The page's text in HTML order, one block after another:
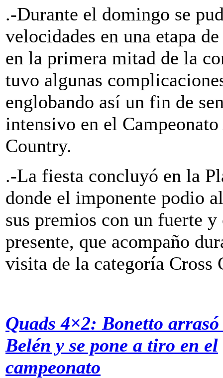
.-Durante el domingo se
velocidades en una etapa
en la primera mitad de la
tuvo algunas
englobando así un fin de
intensivo en el
Country.
.-La fiesta concluyó en la
donde el imponente podio
sus premios con un fuerte
presente, que acompaño
visita de la categoría Cross
Quads 4×2: Bonetto arrasó
Belén y se pone a tiro en el
campeonato